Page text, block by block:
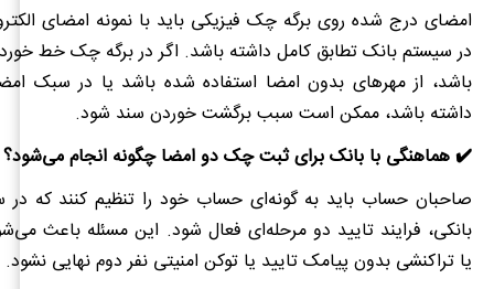
امضای درج شده روی برگه چک فیزیکی باید با نمونه امضای
در سیستم بانک تطابق کامل داشته باشد. اگر در برگه چک خط
باشد، از مهرهای بدون امضا استفاده شده باشد یا در سبک
داشته باشد، ممکن است سبب برگشت خوردن سند شود.
✔️ هماهنگی با بانک برای ثبت چک دو امضا چگونه انجام می‌شود؟
صاحبان حساب باید به گونه‌ای حساب خود را تنظیم کنند که در
بانکی، فرایند تایید دو مرحله‌ای فعال شود. این مسئله باعث
یا تراکنشی بدون پیامک تایید یا توکن امنیتی نفر دوم نهایی نشود.